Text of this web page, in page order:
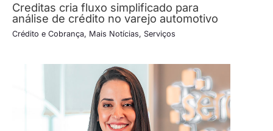
Creditas cria fluxo simplificado para
análise de crédito no varejo automotivo
Crédito e Cobrança, Mais Notícias, Serviços